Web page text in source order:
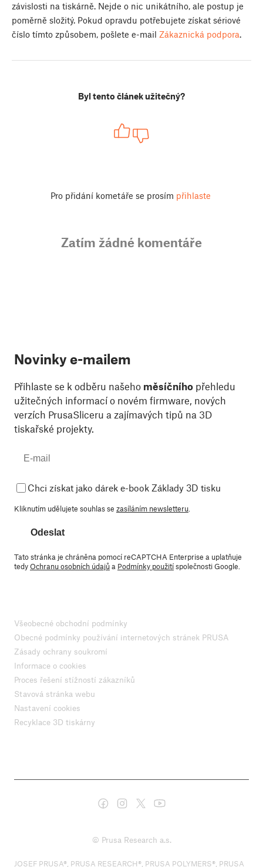
závislosti na tiskárně. Nejde o nic unikátního, ale postup je
poměrně složitý. Pokud opravdu potřebujete získat sériové
číslo tímto způsobem, pošlete e-mail Zákaznická podpora.
Byl tento článek užitečný?
Pro přidání kometáře se prosím přihlaste
Zatím žádné komentáře
Novinky e-mailem
Přihlaste se k odběru našeho měsíčního přehledu
užitečných informací o novém firmware, nových
verzích PrusaSliceru a zajímavých tipů na 3D
tiskařské projekty.
Chci získat jako dárek e-book Základy 3D tisku
Kliknutím udělujete souhlas se zasíláním newsletteru
Odeslat
Tato stránka je chráněna pomocí reCAPTCHA Enterprise a uplatňuje
tedyOchranu osobních údajůa Podmínky použitíspolečnosti Google.
Všeobecné obchodní podmínky
Obecné podmínky používání internetových stránek PRUSA
Zásady ochrany soukromí
Informace o cookies
Proces řešení stížností zákazníků
Stavová stránka webu
Nastavení cookies
Recyklace 3D tiskárny
© Prusa Research a.s.
JOSEF PRUSA®, PRUSA RESEARCH®, PRUSA POLYMERS®, PRUSA